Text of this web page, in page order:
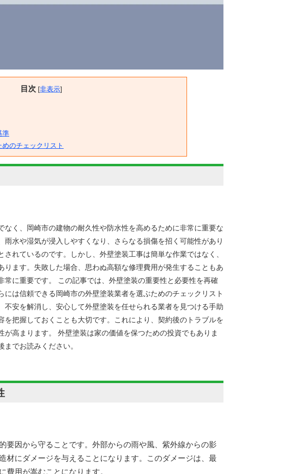
目次 [非表示]
準
のチェックリスト
く、岡崎市の建物の耐久性や防水性を高めるために非常に重要な
水や湿気が浸入しやすくなり、さらなる損傷を招く可能性があり
れているのです。しかし、外壁塗装工事は簡単な作業ではなく、
ます。失敗した場合、思わぬ高額な修理費用が発生することもあ
常に重要です。 この記事では、外壁塗装の重要性と必要性を再確
は信頼できる岡崎市の外壁塗装業者を選ぶためのチェックリスト
不安を解消し、安心して外壁塗装を任せられる業者を見つける手助
を把握しておくことも大切です。これにより、契約後のトラブルを
高まります。 外壁塗装は家の価値を保つための投資でもありま
でお読みください。
要因から守ることです。外部からの雨や風、紫外線からの影
材にダメージを与えることになります。このダメージは、最
費用が嵩むことになります。